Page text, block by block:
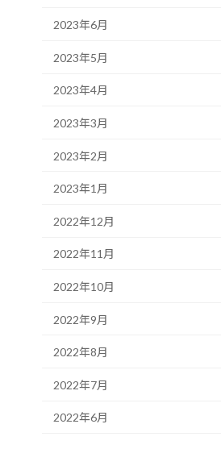
2023年6月
2023年5月
2023年4月
2023年3月
2023年2月
2023年1月
2022年12月
2022年11月
2022年10月
2022年9月
2022年8月
2022年7月
2022年6月